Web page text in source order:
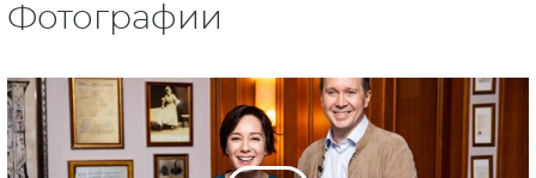
Фотографии